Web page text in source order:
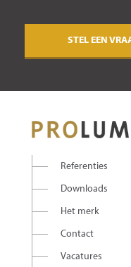
STEL EEN
Referenties
Downloads
Het merk
Contact
Vacatures